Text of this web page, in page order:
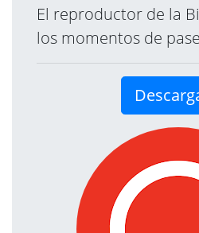
El reproductor de la
los momentos de